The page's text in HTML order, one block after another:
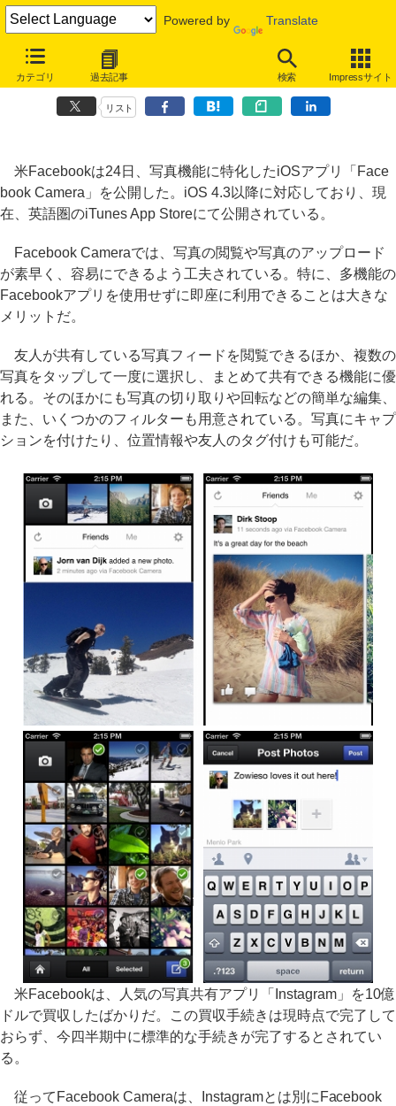
Powered by Translate
カテゴリ 過去記事 検索 Impressサイト
Facebookが写真専用iOSアプリ「Facebook Camera」公開、
Instagramとは別
リスト
米Facebookは24日、写真機能に特化したiOSアプリ「Face
book Camera」を公開した。iOS 4.3以降に対応しており、現
在、英語圏のiTunes App Storeにて公開されている。
Facebook Cameraでは、写真の閲覧や写真のアップロード
が素早く、容易にできるよう工夫されている。特に、多機能の
Facebookアプリを使用せずに即座に利用できることは大きな
メリットだ。
友人が共有している写真フィードを閲覧できるほか、複数の
写真をタップして一度に選択し、まとめて共有できる機能に優
れる。そのほかにも写真の切り取りや回転などの簡単な編集、
また、いくつかのフィルターも用意されている。写真にキャプ
ションを付けたり、位置情報や友人のタグ付けも可能だ。
米Facebookは、人気の写真共有アプリ「Instagram」を10億
ドルで買収したばかりだ。この買収手続きは現時点で完了して
おらず、今四半期中に標準的な手続きが完了するとされてい
る。
従ってFacebook Cameraは、Instagramとは別にFacebook